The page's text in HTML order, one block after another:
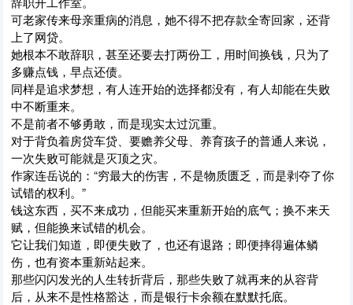
可老家传来母亲重病的消息，她不得不把存款全寄回家，还背
上了网贷。
她根本不敢辞职，甚至还要去打两份工，用时间换钱，只为了
多赚点钱，早点还债。
同样是追求梦想，有人连开始的选择都没有，有人却能在失败
中不断重来。
不是前者不够勇敢，而是现实太过沉重。
对于背负着房贷车贷、要赡养父母、养育孩子的普通人来说，
一次失败可能就是灭顶之灾。
作家连岳说的：“穷最大的伤害，不是物质匮乏，而是剥夺了你
试错的权利。”
钱这东西，买不来成功，但能买来重新开始的底气；换不来天
赋，但能换来试错的机会。
它让我们知道，即便失败了，也还有退路；即便摔得遍体鳞
伤，也有资本重新站起来。
那些闪闪发光的人生转折背后，那些失败了就再来的从容背
后，从来不是性格豁达，而是银行卡余额在默默托底。